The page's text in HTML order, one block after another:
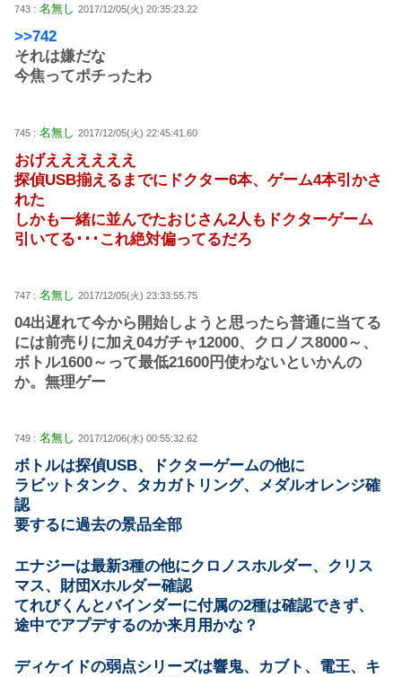
743 : 名無し 2017/12/05(火) 20:35:23.22
>>742
それは嫌だな
今焦ってポチったわ
745 : 名無し 2017/12/05(火) 22:45:41.60
おげええええええ
探偵USB揃えるまでにドクター6本、ゲーム4本引かさ
れた
しかも一緒に並んでたおじさん2人もドクターゲーム
引いてる･･･これ絶対偏ってるだろ
747 : 名無し 2017/12/05(火) 23:33:55.75
04出遅れて今から開始しようと思ったら普通に当てる
には前売りに加え04ガチャ12000、クロノス8000～、
ボトル1600～って最低21600円使わないといかんの
か。無理ゲー
749 : 名無し 2017/12/06(水) 00:55:32.62
ボトルは探偵USB、ドクターゲームの他に
ラビットタンク、タカガトリング、メダルオレンジ確
認
要するに過去の景品全部
エナジーは最新3種の他にクロノスホルダー、クリス
マス、財団Xホルダー確認
てれびくんとバインダーに付属の2種は確認できず、
途中でアプデするのか来月用かな？
ディケイドの弱点シリーズは響鬼、カブト、電王、キ